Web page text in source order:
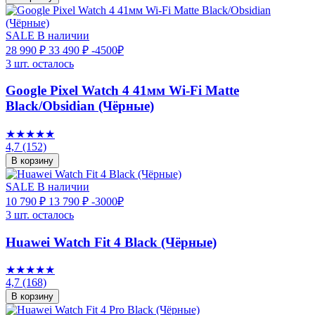
SALE В наличии
28 990 ₽ 33 490 ₽ -4500₽
3 шт. осталось
Google Pixel Watch 4 41мм Wi-Fi Matte
Black/Obsidian (Чёрные)
★★★★★
4,7 (152)
В корзину
SALE В наличии
10 790 ₽ 13 790 ₽ -3000₽
3 шт. осталось
Huawei Watch Fit 4 Black (Чёрные)
★★★★★
4,7 (168)
В корзину